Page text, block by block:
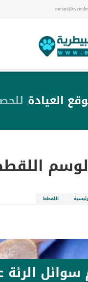
العيادة
اللقطط
سوائل الرئة